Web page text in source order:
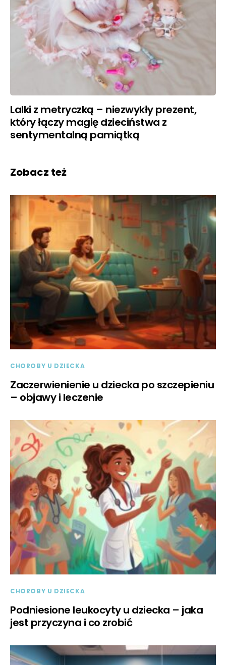
Lalki z metryczką – niezwykły prezent,
który łączy magię dzieciństwa z
sentymentalną pamiątką
Zobacz też
CHOROBY U DZIECKA
Zaczerwienienie u dziecka po szczepieniu
– objawy i leczenie
CHOROBY U DZIECKA
Podniesione leukocyty u dziecka – jaka
jest przyczyna i co zrobić